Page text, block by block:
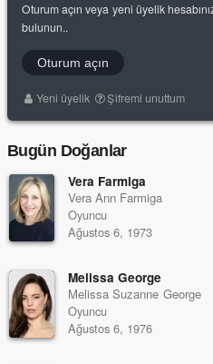
Oturum açın veya yeni üyelik
bulunun..
Oturum açın
Yeni üyelik Şifremi unuttum
Bugün Doğanlar
Vera Farmiga
Vera Ann Farmiga
Oyuncu
Ağustos 6, 1973
Melissa George
Melissa Suzanne George
Oyuncu
Ağustos 6, 1976